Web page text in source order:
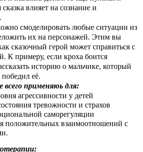
влияет на сознание и
смоделировать любые ситуации из
их на персонажей. Этим вы
сказочный герой может справиться с
К примеру, если кроха боится
историю о мальчике, который
её.
применяюь для:
агрессивности у детей
тревожности и страхов
саморегуляции
положительных взаимоотношений с